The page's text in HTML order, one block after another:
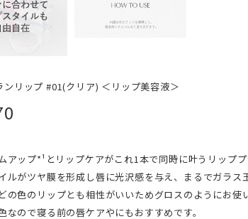
リップ #01(クリア) ＜リップ美容液＞
アップ*¹とリップケアがこれ1本で同時に叶うリップ
ルがツヤ膜を形成し唇に光沢感を与え、まるでガラス
の色のリップとも相性がいいためグロスのようにお使
なので寝る前の唇ケアやにもおすすめです。